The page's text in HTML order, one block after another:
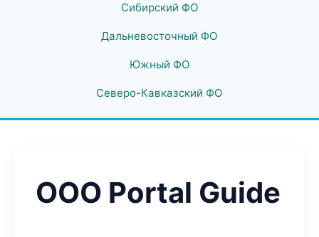
Сибирский ФО
Дальневосточный ФО
Южный ФО
Северо-Кавказский ФО
ООО Portal Guide